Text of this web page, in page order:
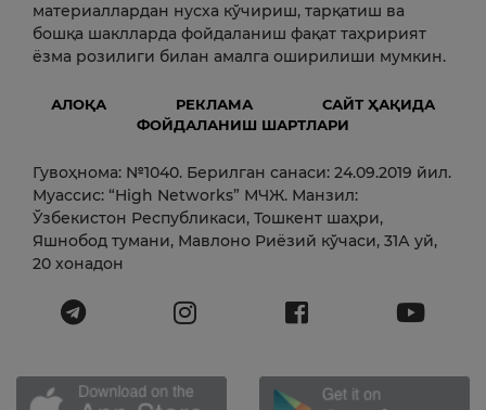
материаллардан нусха кўчириш, тарқатиш ва
бошқа шаклларда фойдаланиш фақат таҳририят
ёзма розилиги билан амалга оширилиши мумкин.
АЛОҚА РЕКЛАМА
САЙТ ҲАҚИДА
ФОЙДАЛАНИШ ШАРТЛАРИ
Гувоҳнома: №1040. Берилган санаси: 24.09.2019 йил.
Муассис: “High Networks” МЧЖ. Манзил:
Ўзбекистон Республикаси, Тошкент шаҳри,
Яшнобод тумани, Мавлоно Риёзий кўчаси, 31А уй,
20 хонадон